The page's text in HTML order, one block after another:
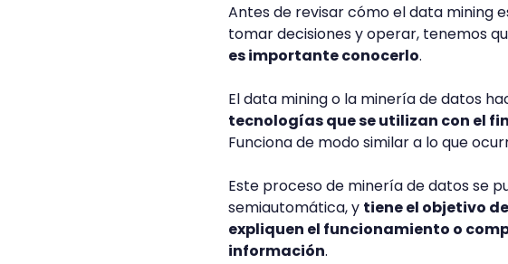
Antes de revisar cómo el data mining
tomar decisiones y operar, tenemos
es importante conocerlo.
El data mining o la minería de datos
tecnologías que se utilizan con el
Funciona de modo similar a lo que
Este proceso de minería de datos se
semiautomática, y tiene el objetivo
expliquen el funcionamiento o
información.